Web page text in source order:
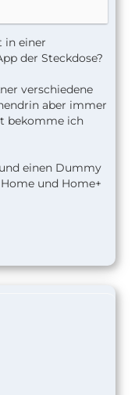
sich folgendes
unterschritten
Home-Gerät
Lampen in
angezeigt das
in einer
der Steckdose?
verschiedene
aber immer
bekomme ich
einen Dummy
und Home+